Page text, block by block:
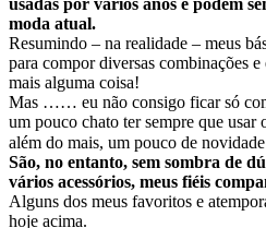
moda atual.
Resumindo – na realidade – meus
para compor diversas combinações
mais alguma coisa!
Mas …… eu não consigo ficar só
um pouco chato ter sempre que usar
além do mais, um pouco de
São, no entanto, sem sombra de
vários acessórios, meus fiéis
Alguns dos meus favoritos e
hoje acima.